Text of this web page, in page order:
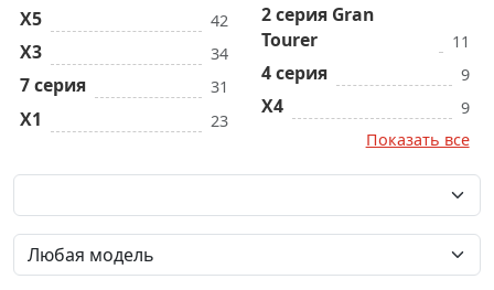
X5 42
X3 34
7 серия 31
X1 23
2 серия Gran
Tourer
11
4 серия 9
X4
9
Показать все